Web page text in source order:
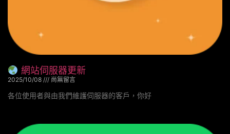
網站伺服器更新
2025/10/08 尚無留言
各位使用者與由我們維護伺服器的客戶，你好